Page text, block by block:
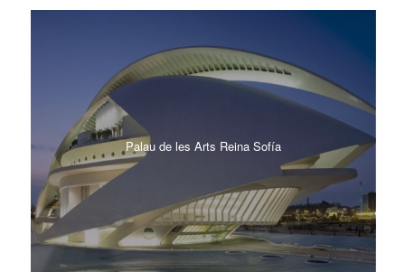
Palau de les Arts Reina Sofía